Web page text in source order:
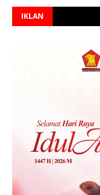
IKLAN